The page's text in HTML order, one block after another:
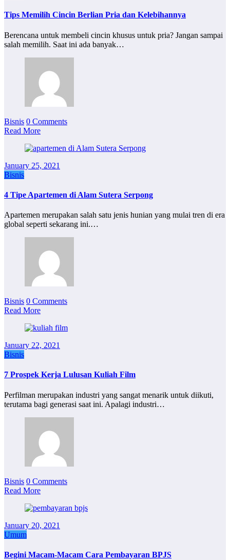
Tips Memilih Cincin Berlian Pria dan Kelebihannya
Berencana untuk membeli cincin khusus untuk pria? Jangan sampai
salah memilih. Saat ini ada banyak…
Bisnis 0 Comments
Read More
January 25, 2021
Bisnis
4 Tipe Apartemen di Alam Sutera Serpong
Apartemen merupakan salah satu jenis hunian yang mulai tren di era
global seperti sekarang ini.…
Bisnis 0 Comments
Read More
January 22, 2021
Bisnis
7 Prospek Kerja Lulusan Kuliah Film
Perfilman merupakan industri yang sangat menarik untuk diikuti,
terutama bagi generasi saat ini. Apalagi industri…
Bisnis 0 Comments
Read More
January 20, 2021
Umum
Begini Macam-Macam Cara Pembayaran BPJS